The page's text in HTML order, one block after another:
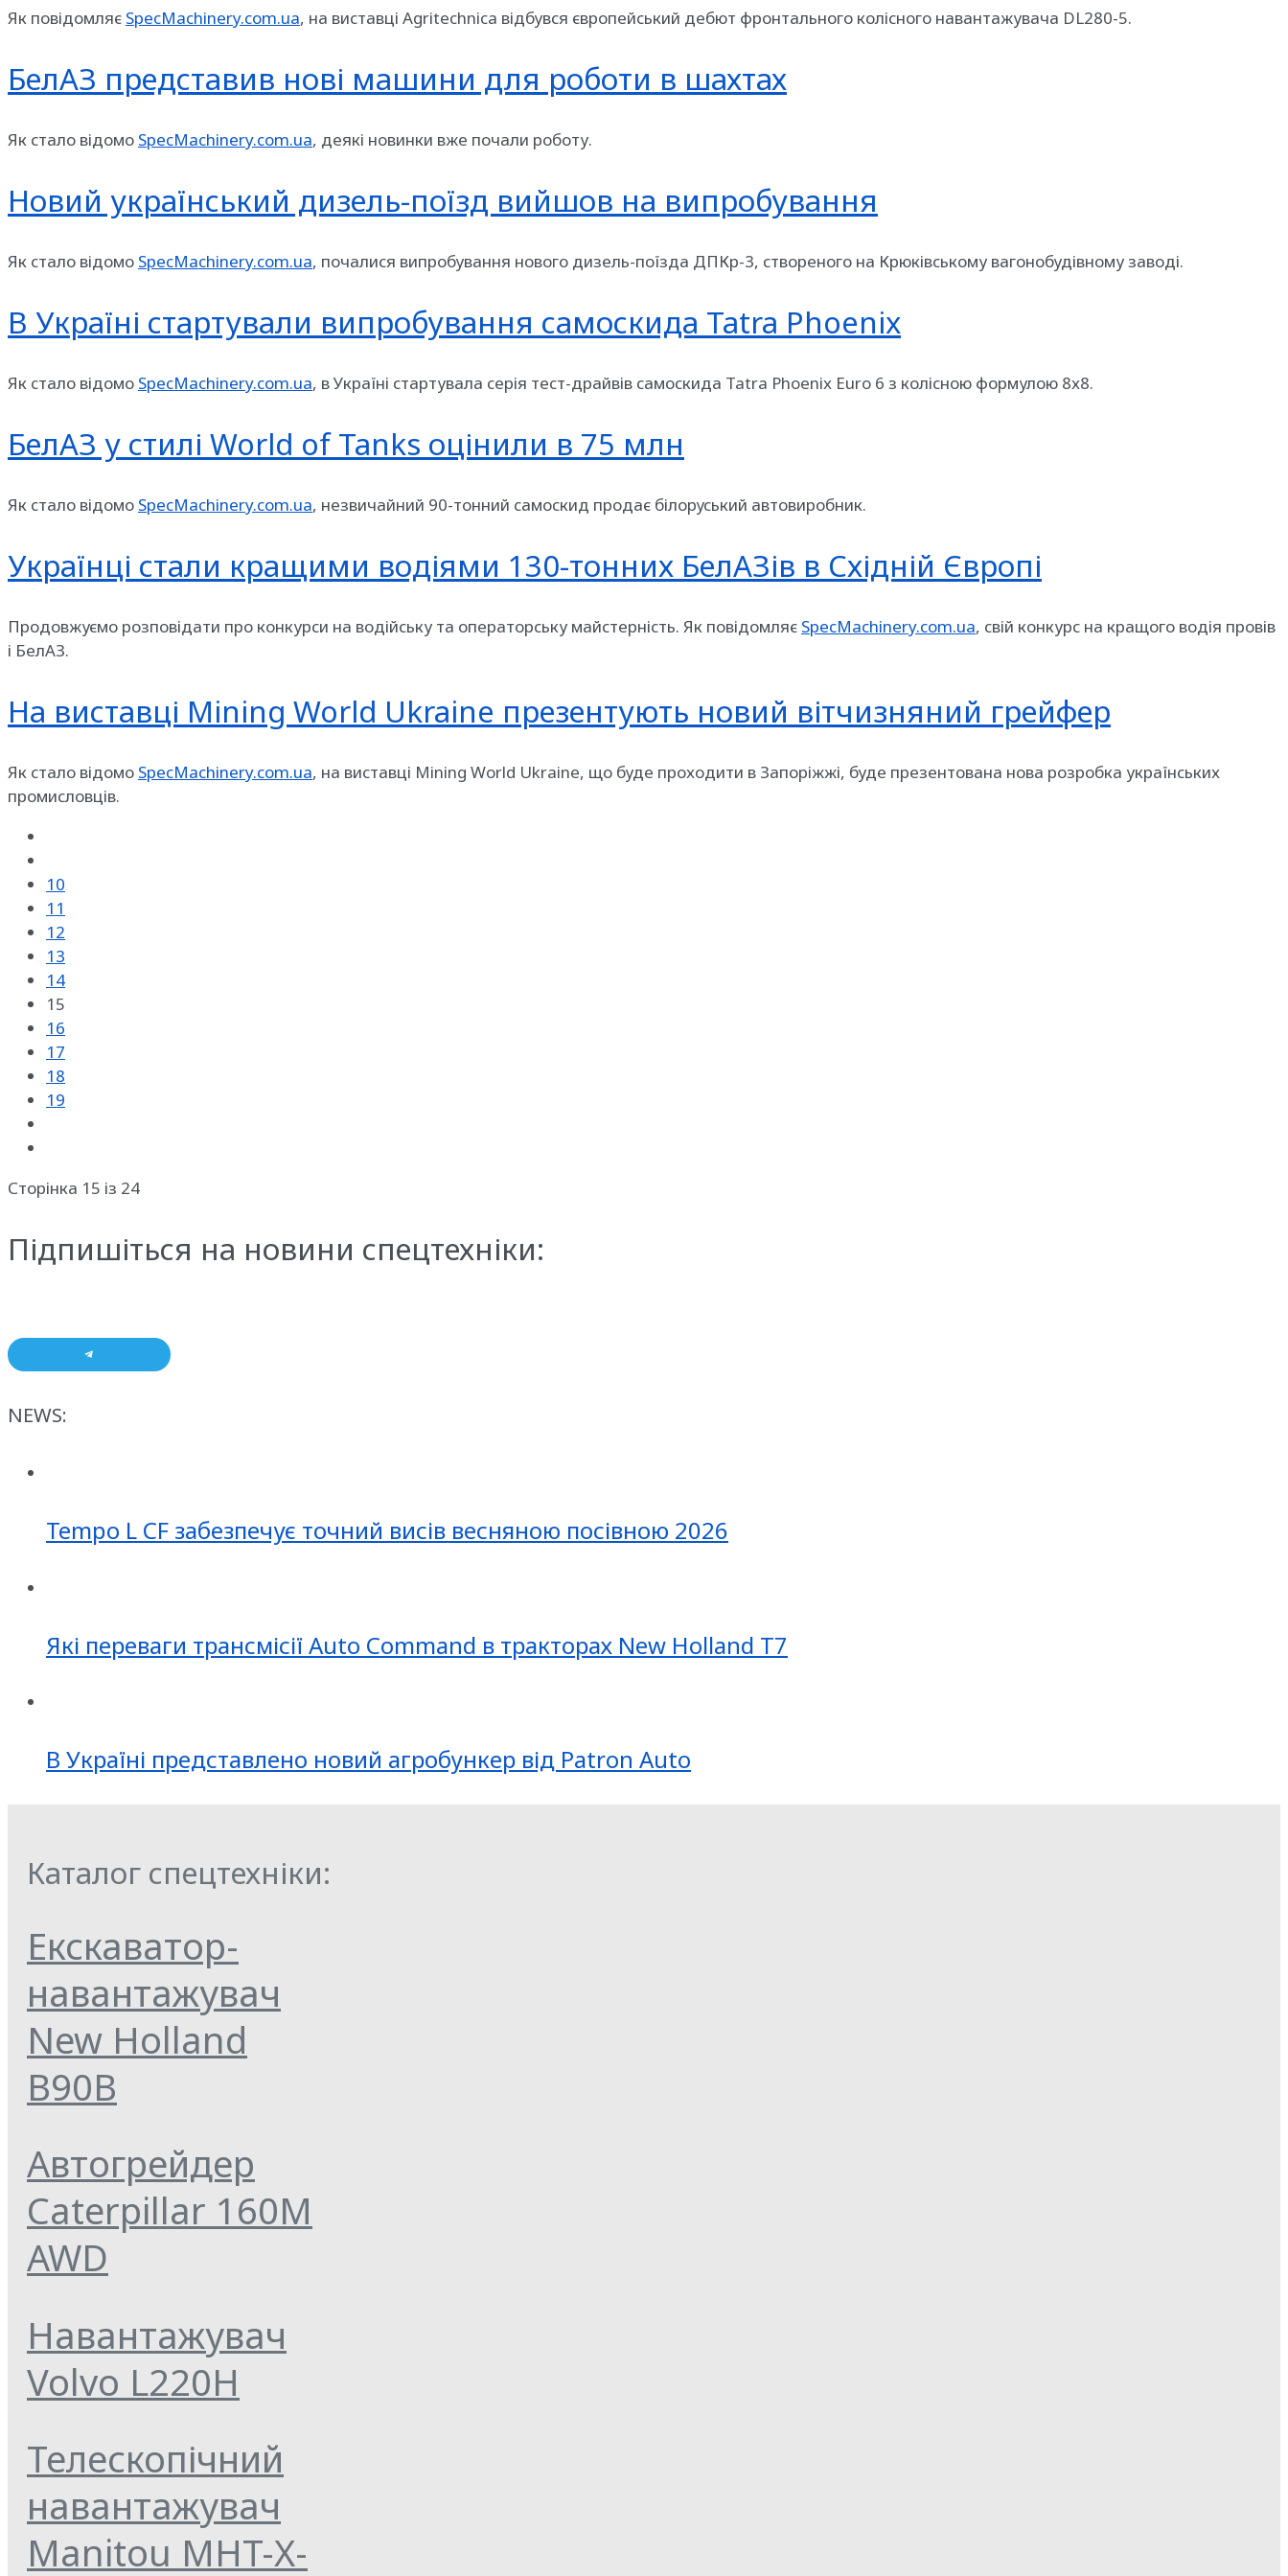
Як повідомляє SpecMachinery.com.ua, на виставці Agritechnica відбувся європейський дебют фронтального колісного навантажувача DL280-5.
БелАЗ представив нові машини для роботи в шахтах
Як стало відомо SpecMachinery.com.ua, деякі новинки вже почали роботу.
Новий український дизель-поїзд вийшов на випробування
Як стало відомо SpecMachinery.com.ua, почалися випробування нового дизель-поїзда ДПКр-3, створеного на Крюківському вагонобудівному заводі.
В Україні стартували випробування самоскида Tatra Phoenix
Як стало відомо SpecMachinery.com.ua, в Україні стартувала серія тест-драйвів самоскида Tatra Phoenix Euro 6 з колісною формулою 8х8.
БелАЗ у стилі World of Tanks оцінили в 75 млн
Як стало відомо SpecMachinery.com.ua, незвичайний 90-тонний самоскид продає білоруський автовиробник.
Українці стали кращими водіями 130-тонних БелАЗів в Східній Європі
Продовжуємо розповідати про конкурси на водійську та операторську майстерність. Як повідомляє SpecMachinery.com.ua, свій конкурс на кращого водія провів
і БелАЗ.
На виставці Mining World Ukraine презентують новий вітчизняний грейфер
Як стало відомо SpecMachinery.com.ua, на виставці Mining World Ukraine, що буде проходити в Запоріжжі, буде презентована нова розробка українських
промисловців.
10
11
12
13
14
15
16
17
18
19
Сторінка 15 із 24
Підпишіться на новини спецтехніки:
NEWS:
Tempo L CF забезпечує точний висів весняною посівною 2026
Які переваги трансмісії Auto Command в тракторах New Holland T7
В Україні представлено новий агробункер від Patron Auto
Каталог спецтехніки:
Екскаватор-
навантажувач
New Holland
B90B
Автогрейдер
Caterpillar 160M
AWD
Навантажувач
Volvo L220H
Телескопічний
навантажувач
Manitou MHT-X-